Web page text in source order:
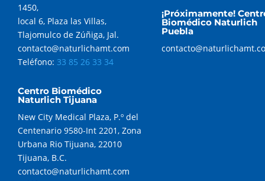
1450,
local 6, Plaza las Villas,
Tlajomulco de Zúñiga, Jal.
contacto@naturlichamt.com
Teléfono: 33 85 26 33 34
Centro Biomédico
Naturlich Tijuana
New City Medical Plaza, P.º del
Centenario 9580-Int 2201, Zona
Urbana Rio Tijuana, 22010
Tijuana, B.C.
contacto@naturlichamt.com
¡Próximamente!
Biomédico Naturlich
Puebla